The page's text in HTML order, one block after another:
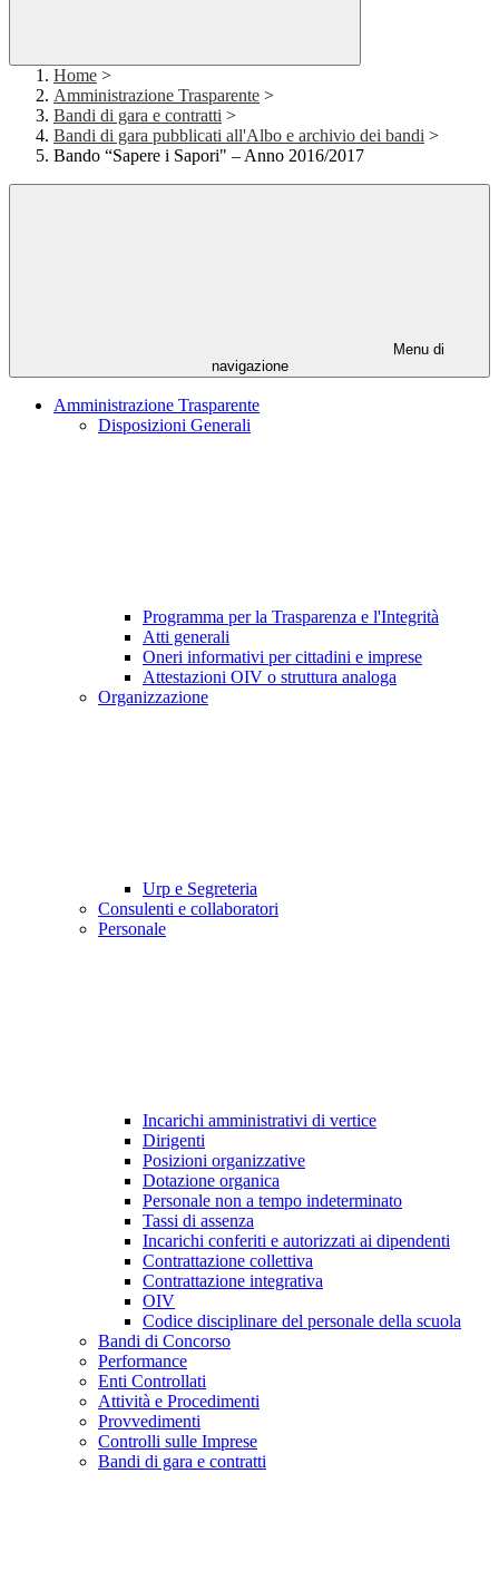
Home >
Amministrazione Trasparente >
Bandi di gara e contratti >
Bandi di gara pubblicati all'Albo e archivio dei bandi >
Bando “Sapere i Sapori" – Anno 2016/2017
Menu di
navigazione
Amministrazione Trasparente
Disposizioni Generali
Programma per la Trasparenza e l'Integrità
Atti generali
Oneri informativi per cittadini e imprese
Attestazioni OIV o struttura analoga
Organizzazione
Urp e Segreteria
Consulenti e collaboratori
Personale
Incarichi amministrativi di vertice
Dirigenti
Posizioni organizzative
Dotazione organica
Personale non a tempo indeterminato
Tassi di assenza
Incarichi conferiti e autorizzati ai dipendenti
Contrattazione collettiva
Contrattazione integrativa
OIV
Codice disciplinare del personale della scuola
Bandi di Concorso
Performance
Enti Controllati
Attività e Procedimenti
Provvedimenti
Controlli sulle Imprese
Bandi di gara e contratti